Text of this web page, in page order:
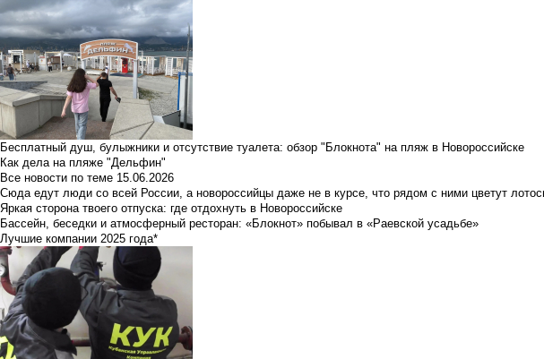
Бесплатный душ, булыжники и отсутствие туалета: обзор "Блокнота" на пляж в Новороссийске
Как дела на пляже "Дельфин"
Все новости по теме 15.06.2026
Сюда едут люди со всей России, а новороссийцы даже не в курсе, что рядом с ними цветут
Яркая сторона твоего отпуска: где отдохнуть в Новороссийске
Бассейн, беседки и атмосферный ресторан: «Блокнот» побывал в «Раевской усадьбе»
Лучшие компании 2025 года*